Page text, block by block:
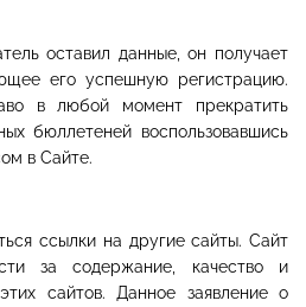
оставил данные, он получает
его успешную регистрацию.
в любой момент прекратить
бюллетеней воспользовавшись
в Сайте.
ссылки на другие сайты. Сайт
за содержание, качество и
сайтов. Данное заявление о